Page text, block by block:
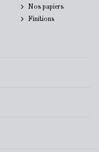
Nos papiers
Finitions